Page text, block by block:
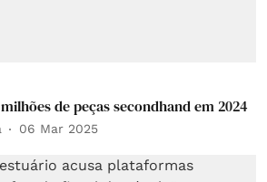
de peças secondhand em 2024
06 Mar 2025